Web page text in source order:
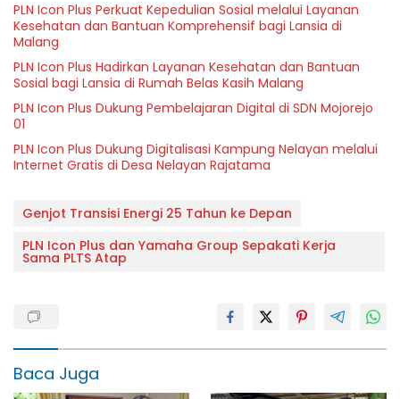
PLN Icon Plus Perkuat Kepedulian Sosial melalui Layanan
Kesehatan dan Bantuan Komprehensif bagi Lansia di
Malang
PLN Icon Plus Hadirkan Layanan Kesehatan dan Bantuan
Sosial bagi Lansia di Rumah Belas Kasih Malang
PLN Icon Plus Dukung Pembelajaran Digital di SDN Mojorejo
01
PLN Icon Plus Dukung Digitalisasi Kampung Nelayan melalui
Internet Gratis di Desa Nelayan Rajatama
Genjot Transisi Energi 25 Tahun ke Depan
PLN Icon Plus dan Yamaha Group Sepakati Kerja
Sama PLTS Atap
Baca Juga